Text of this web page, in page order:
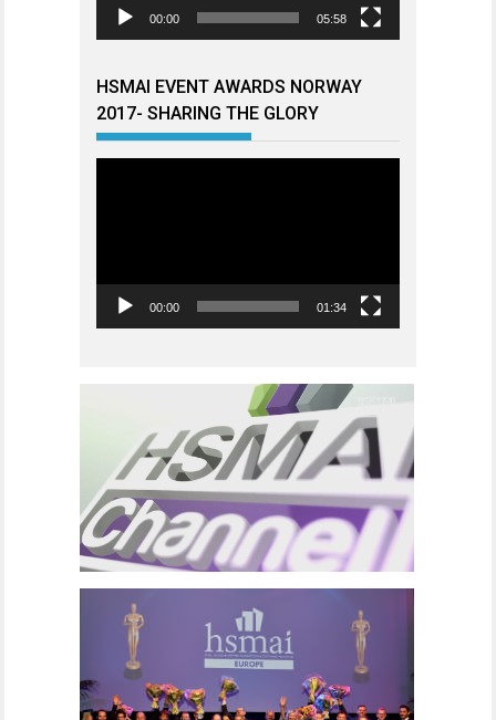
00:00 05:58
HSMAI EVENT AWARDS NORWAY
2017- SHARING THE GLORY
00:00 01:34